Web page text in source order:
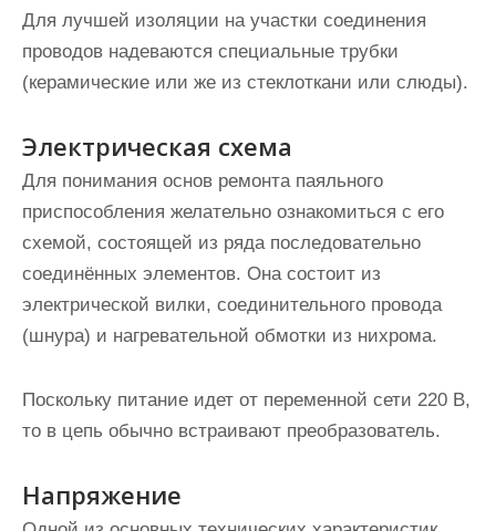
Для лучшей изоляции на участки соединения
проводов надеваются специальные трубки
(керамические или же из стеклоткани или слюды).
Электрическая схема
Для понимания основ ремонта паяльного
приспособления желательно ознакомиться с его
схемой, состоящей из ряда последовательно
соединённых элементов. Она состоит из
электрической вилки, соединительного провода
(шнура) и нагревательной обмотки из нихрома.
Поскольку питание идет от переменной сети 220 В,
то в цепь обычно встраивают преобразователь.
Напряжение